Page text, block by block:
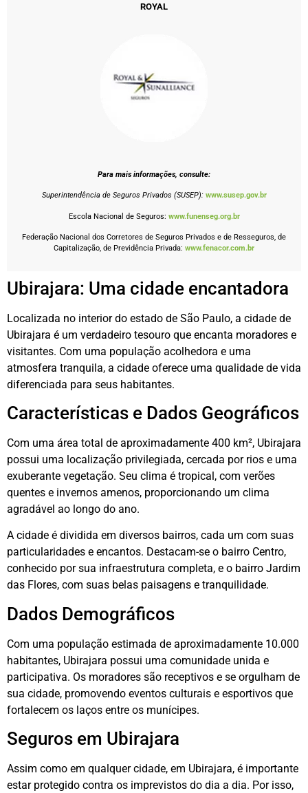
ROYAL
Para mais informações, consulte:
Superintendência de Seguros Privados (SUSEP): www.susep.gov.br
Escola Nacional de Seguros: www.funenseg.org.br
Federação Nacional dos Corretores de Seguros Privados e de Resseguros, de
Capitalização, de Previdência Privada: www.fenacor.com.br
Ubirajara: Uma cidade encantadora
Localizada no interior do estado de São Paulo, a cidade de
Ubirajara é um verdadeiro tesouro que encanta moradores e
visitantes. Com uma população acolhedora e uma
atmosfera tranquila, a cidade oferece uma qualidade de vida
diferenciada para seus habitantes.
Características e Dados Geográficos
Com uma área total de aproximadamente 400 km², Ubirajara
possui uma localização privilegiada, cercada por rios e uma
exuberante vegetação. Seu clima é tropical, com verões
quentes e invernos amenos, proporcionando um clima
agradável ao longo do ano.
A cidade é dividida em diversos bairros, cada um com suas
particularidades e encantos. Destacam-se o bairro Centro,
conhecido por sua infraestrutura completa, e o bairro Jardim
das Flores, com suas belas paisagens e tranquilidade.
Dados Demográficos
Com uma população estimada de aproximadamente 10.000
habitantes, Ubirajara possui uma comunidade unida e
participativa. Os moradores são receptivos e se orgulham de
sua cidade, promovendo eventos culturais e esportivos que
fortalecem os laços entre os munícipes.
Seguros em Ubirajara
Assim como em qualquer cidade, em Ubirajara, é importante
estar protegido contra os imprevistos do dia a dia. Por isso,